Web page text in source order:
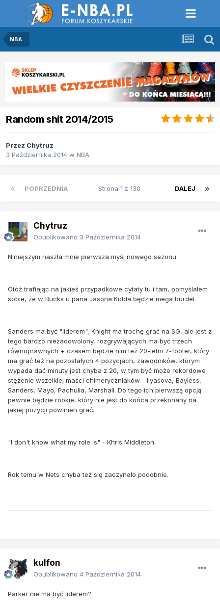
NBA
Random shit 2014/2015
Przez Chytruz
3 Października 2014 w NBA
POPRZEDNIA DALEJ
Strona 1 z 130
Chytruz
Opublikowano 3 Października 2014
Niniejszym naszła mnie pierwsza myśl nowego sezonu.
Otóż trafiając na jakieś przypadkowe cytaty tu i tam, pomyślałem
sobie, że w Bucks u pana Jasona Kidda będzie mega burdel.
Sanders ma być "liderem", Knight ma trochę grać na SG, ale jest z
tego bardzo niezadowolony, rozgrywających ma być trzech
równoprawnych + czasem będzie nim też 20-letni 7-footer, który
ma grać też na pozostałych 4 pozycjach, zawodników, którym
wypada dać minuty jest chyba z 20, w tym być może rekordowe
stężenie wszelkiej maści chimeryczniaków - Ilyasova, Bayless,
Sanders, Mayo, Pachulia, Marshall. Do tego ich pierwszą opcją
pewnie będzie rookie, który nie jest do końca przekonany na
jakiej pozycji powinien grać.
"I don't know what my role is" - Khris Middleton.
Rok temu w Nets chyba też się zaczynało podobnie.
kulfon
Opublikowano 4 Października 2014
Parker nie ma być liderem?